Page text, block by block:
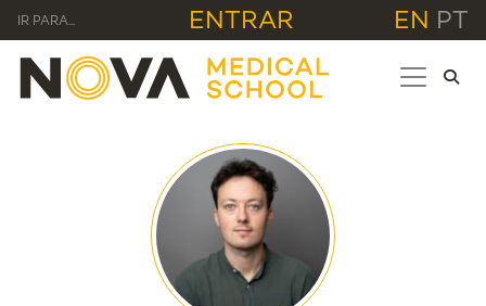
IR PARA... ENTRAR EN PT